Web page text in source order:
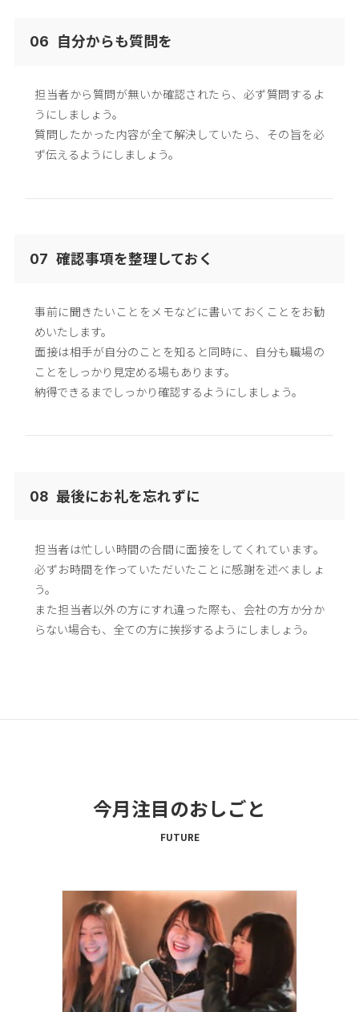
06 自分からも質問を
担当者から質問が無いか確認されたら、必ず質問するよ
うにしましょう。
質問したかった内容が全て解決していたら、その旨を必
ず伝えるようにしましょう。
07 確認事項を整理しておく
事前に聞きたいことをメモなどに書いておくことをお勧
めいたします。
面接は相手が自分のことを知ると同時に、自分も職場の
ことをしっかり見定める場もあります。
納得できるまでしっかり確認するようにしましょう。
08 最後にお礼を忘れずに
担当者は忙しい時間の合間に面接をしてくれています。
必ずお時間を作っていただいたことに感謝を述べましょ
う。
また担当者以外の方にすれ違った際も、会社の方か分か
らない場合も、全ての方に挨拶するようにしましょう。
今月注目のおしごと
FUTURE